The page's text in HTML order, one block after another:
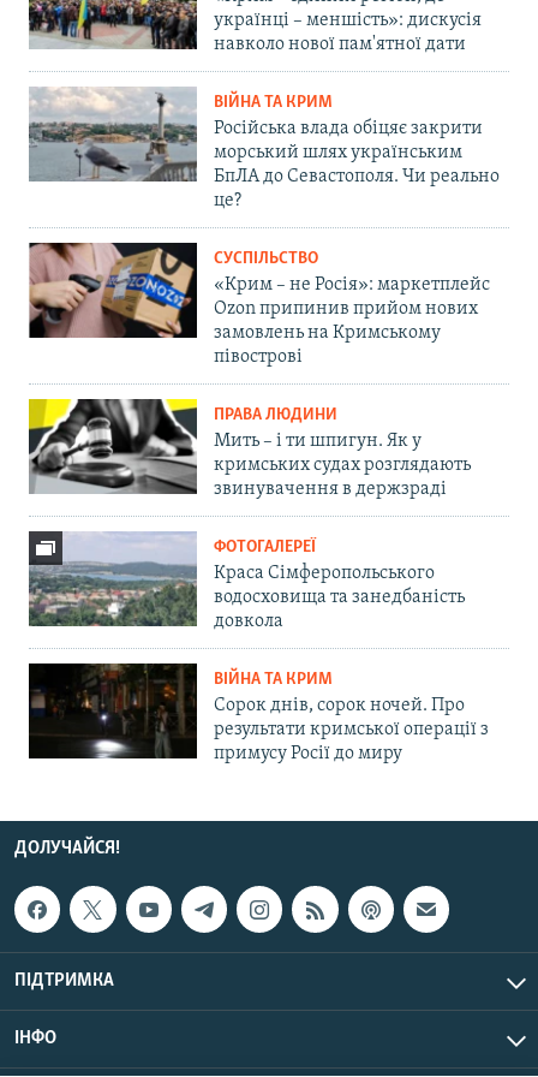
українці – меншість»: дискусія
навколо нової пам'ятної дати
ВІЙНА ТА КРИМ
Російська влада обіцяє закрити
морський шлях українським
БпЛА до Севастополя. Чи реально
це?
СУСПІЛЬСТВО
«Крим – не Росія»: маркетплейс
Ozon припинив прийом нових
замовлень на Кримському
півострові
ПРАВА ЛЮДИНИ
Мить – і ти шпигун. Як у
кримських судах розглядають
звинувачення в держзраді
ФОТОГАЛЕРЕЇ
Краса Сімферопольського
водосховища та занедбаність
довкола
ВІЙНА ТА КРИМ
Сорок днів, сорок ночей. Про
результати кримської операції з
примусу Росії до миру
ДОЛУЧАЙСЯ!
ПІДТРИМКА
ІНФО